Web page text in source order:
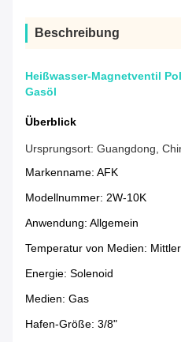
Beschreibung
Heißwasser-Magnetventil
Gasöl
Überblick
Ursprungsort: Guangdong,
Markenname: AFK
Modellnummer: 2W-10K
Anwendung: Allgemein
Temperatur von Medien:
Energie: Solenoid
Medien: Gas
Hafen-Größe: 3/8"